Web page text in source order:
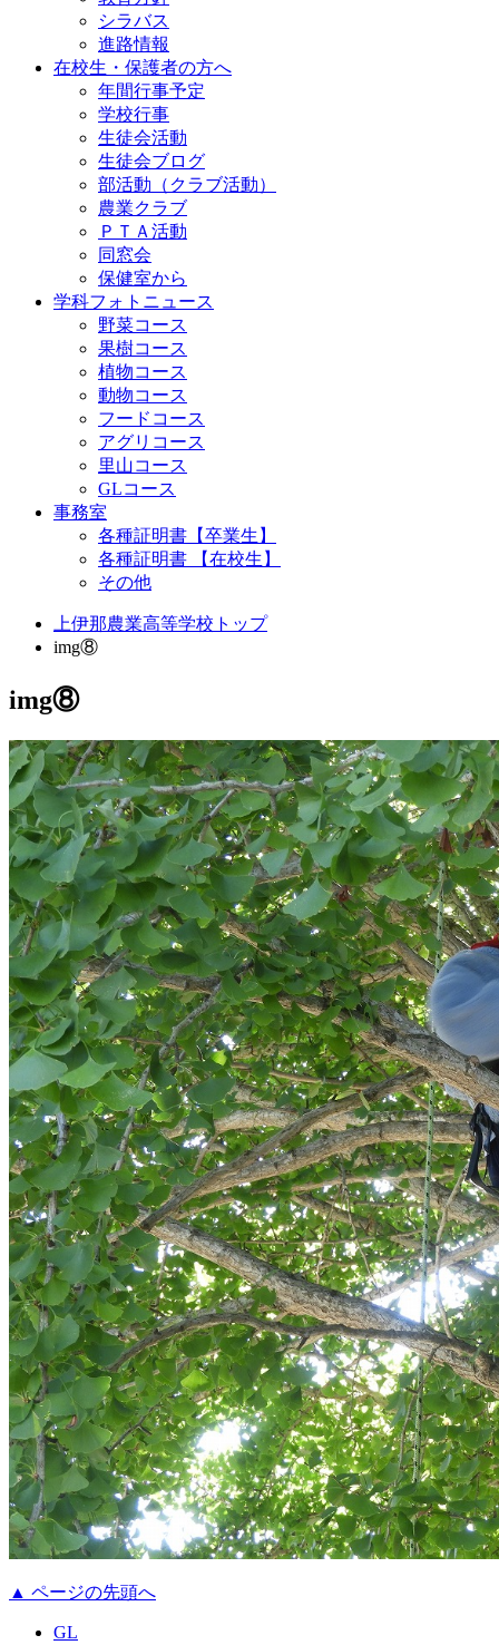
シラバス
進路情報
在校生・保護者の方へ
年間行事予定
学校行事
生徒会活動
生徒会ブログ
部活動（クラブ活動）
農業クラブ
ＰＴＡ活動
同窓会
保健室から
学科フォトニュース
野菜コース
果樹コース
植物コース
動物コース
フードコース
アグリコース
里山コース
GLコース
事務室
各種証明書【卒業生】
各種証明書 【在校生】
その他
上伊那農業高等学校トップ
img⑧
img⑧
▲ ページの先頭へ
GL